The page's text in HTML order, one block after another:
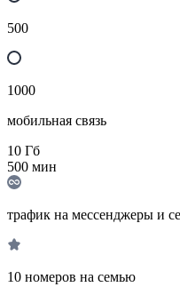
500
1000
мобильная связь
10 Гб
500 мин
трафик на мессенджеры и
10 номеров на семью